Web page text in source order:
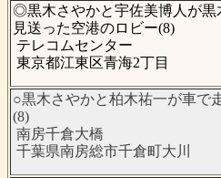
◎黒木さやかと宇佐美博人が黒
見送った空港のロビー(8)
テレコムセンター
東京都江東区青海2丁目
○黒木さやかと柏木祐一が車で
(8)
南房千倉大橋
千葉県南房総市千倉町大川